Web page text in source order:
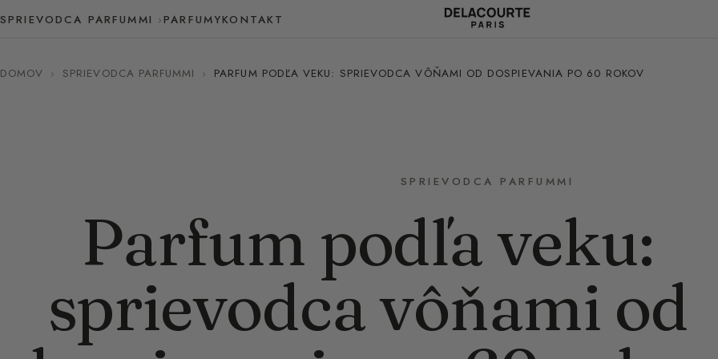
SPRIEVODCA PARFUMMI PARFUMYKONTAKT
DOMOV › SPRIEVODCA PARFUMMI › PARFUM PODĽA VEKU: SPRIEVODCA VÔŇAMI OD DOSPIEVANIA PO 60 ROKOV
SPRIEVODCA PARFUMMI
Parfum podľa veku:
sprievodca vôňami od